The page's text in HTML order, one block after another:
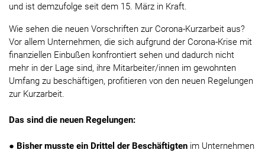
und ist demzufolge seit dem 15. März in Kraft.
Wie sehen die neuen Vorschriften zur Corona-Kurzarbeit aus?
Vor allem Unternehmen, die sich aufgrund der Corona-Krise mit
finanziellen Einbußen konfrontiert sehen und dadurch nicht
mehr in der Lage sind, ihre Mitarbeiter/innen im gewohnten
Umfang zu beschäftigen, profitieren von den neuen Regelungen
zur Kurzarbeit.
Das sind die neuen Regelungen:
● Bisher musste ein Drittel der Beschäftigten im Unternehmen